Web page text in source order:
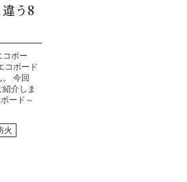
う8
コボー
コボード
今回
介しま
ード～
火